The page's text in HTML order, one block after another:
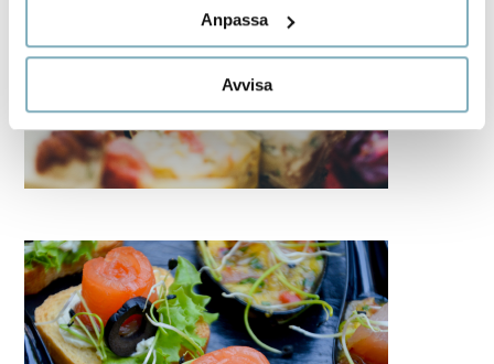
Anpassa
Avvisa